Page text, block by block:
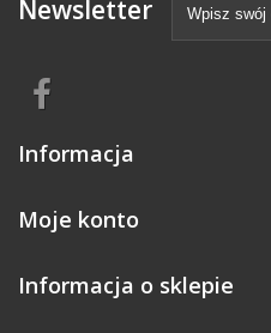
Newsletter
Informacja
Moje konto
Informacja o sklepie